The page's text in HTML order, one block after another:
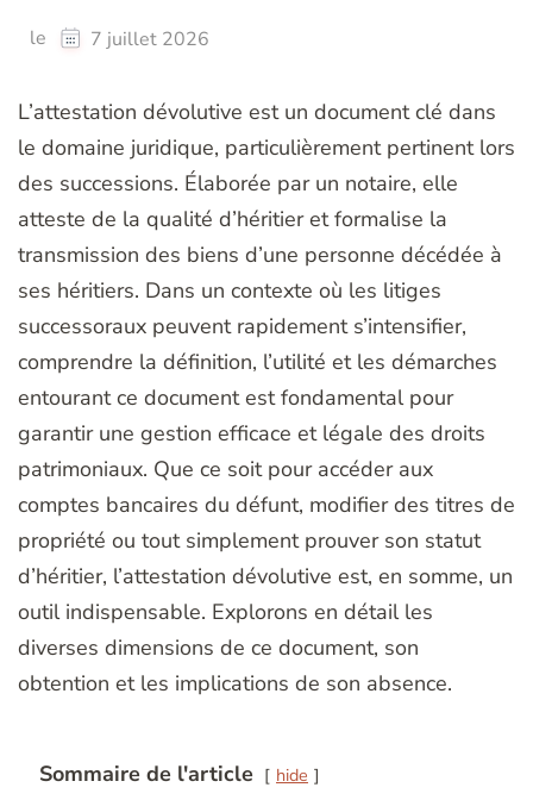
le 7 juillet 2026
L’attestation dévolutive est un document clé dans
le domaine juridique, particulièrement pertinent lors
des successions. Élaborée par un notaire, elle
atteste de la qualité d’héritier et formalise la
transmission des biens d’une personne décédée à
ses héritiers. Dans un contexte où les litiges
successoraux peuvent rapidement s’intensifier,
comprendre la définition, l’utilité et les démarches
entourant ce document est fondamental pour
garantir une gestion efficace et légale des droits
patrimoniaux. Que ce soit pour accéder aux
comptes bancaires du défunt, modifier des titres de
propriété ou tout simplement prouver son statut
d’héritier, l’attestation dévolutive est, en somme, un
outil indispensable. Explorons en détail les
diverses dimensions de ce document, son
obtention et les implications de son absence.
Sommaire de l'article hide